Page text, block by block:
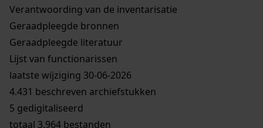
Verantwoording van de inventarisatie
Geraadpleegde bronnen
Geraadpleegde literatuur
Lijst van functionarissen
laatste wijziging 30-06-2026
4.431 beschreven archiefstukken
5 gedigitaliseerd
totaal 3.964 bestanden